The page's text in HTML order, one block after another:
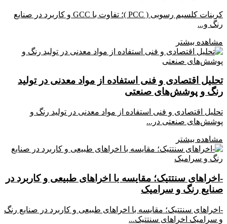
کربنات کلسیم رسوبی ( PCC )؛ تفاوت با GCC و کاربرد در صنایع
رنگ و...
مشاهده بیشتر
تحلیل اقتصادی و فنی استفاده از مواد معدنی در تولید
رنگ و پوشش‌های صنعتی
تحلیل اقتصادی و فنی استفاده از مواد معدنی در تولید رنگ و
پوشش‌های صنعتی در...
مشاهده بیشتر
-اخراهای سنتتیک؛ مقایسه با اخراهای طبیعی و کاربرد در
صنایع رنگ و سرامیک
-اخراهای سنتتیک؛ مقایسه با اخراهای طبیعی و کاربرد در صنایع رنگ
و سرامیک اخراهای سنتتیک...